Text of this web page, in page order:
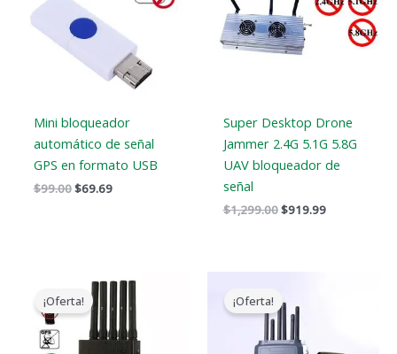
Mini bloqueador
automático de señal
GPS en formato USB
$99.00$69.69
Super Desktop Drone
Jammer 2.4G 5.1G 5.8G
UAV bloqueador de
señal
$1,299.00$919.99
¡Oferta!
precio
original
era:
$466.00.
El
precio
actual
es:
$288.99.
¡Oferta!original
era:
$699.00.